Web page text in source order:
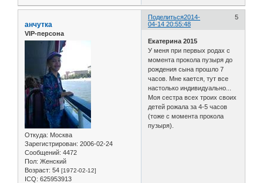
Поделиться 5
2014-
04-14 20:55:48
анчутка
VIP-персона
Откуда: Москва
Зарегистрирован: 2006-02-24
Сообщений: 4472
Пол: Женский
Возраст: 54 [1972-02-12]
ICQ: 625953913
Екатерина 2015
У меня при первых родах с
момента прокола пузыря до
рождения сына прошло 7
часов. Мне кается, тут все
настолько индивидуально...
Моя сестра всех троих своих
детей рожала за 4-5 часов
(тоже с момента прокола
пузыря).